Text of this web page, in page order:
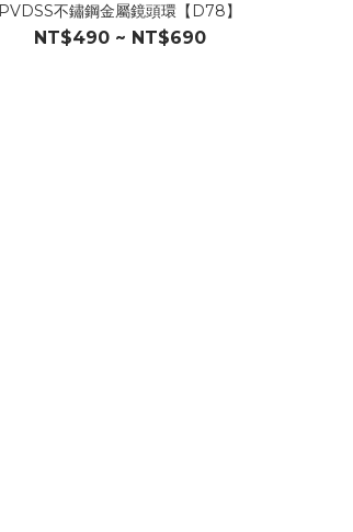
PVDSS不鏽鋼金屬鏡頭環【D78】
NT$490 ~ NT$690